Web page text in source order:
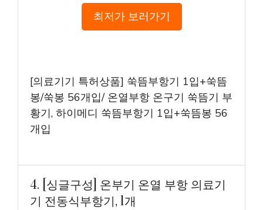
최저가 보러가기
[의료기기 특허상품] 쑥뜸부항기 1입+쑥뜸
봉/쑥봉 56개입/ 온열부항 온구기 쑥뜸기 부
황기, 하이메디 쑥뜸부항기 1입+쑥뜸봉 56
개입
4. [싱글구성] 온부기 온열 부항 의료기
기 전동식부항기, 1개